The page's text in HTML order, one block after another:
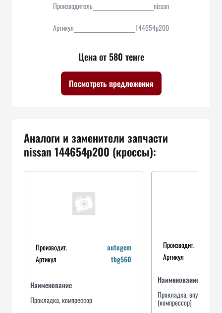
Производитель nissan
Артикул 144654p200
Цена от 580 тенге
Посмотреть предложения
Аналоги и заменители запчасти
nissan 144654p200 (кроссы):
Производит.
autogem
Артикул
tbg560
Наименование
Прокладка, компрессор
Производит.
Артикул
Наименование
Прокладка, впуск в
(компрессор)